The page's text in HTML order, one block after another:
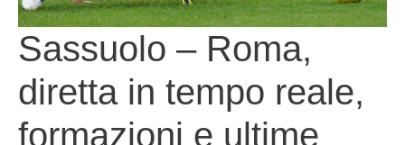
Sassuolo – Roma,
diretta in tempo reale,
formazioni e ultime